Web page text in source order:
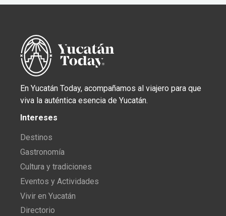
En Yucatán Today, acompañamos al viajero para que
viva la auténtica esencia de Yucatán.
Intereses
Destinos
Gastronomía
Cultura y tradiciones
Eventos y Actividades
Vivir en Yucatán
Directorio